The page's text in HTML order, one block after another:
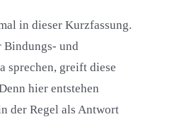
in dieser Kurzfassung.
Bindungs- und
sprechen, greift diese
hier entstehen
der Regel als Antwort